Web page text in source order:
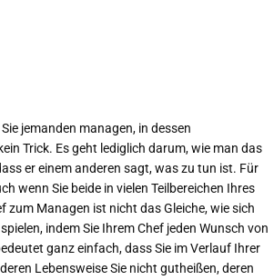
jemanden managen, in dessen
Trick. Es geht lediglich darum, wie man das
er einem anderen sagt, was zu tun ist. Für
wenn Sie beide in vielen Teilbereichen Ihres
Managen ist nicht das Gleiche, wie sich
indem Sie Ihrem Chef jeden Wunsch von
ganz einfach, dass Sie im Verlauf Ihrer
Lebensweise Sie nicht gutheißen, deren